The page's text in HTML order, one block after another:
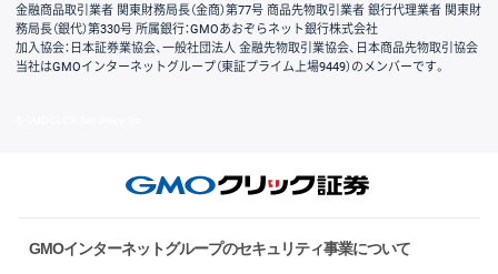
金融商品取引業者 関東財務局長（金商）第77号 商品先物取引業者 銀行代理業者 関東財
務局長（銀代）第330号 所属銀行：GMOあおぞらネット銀行株式会社
加入協会：日本証券業協会、一般社団法人 金融先物取引業協会、日本商品先物取引協会
当社はGMOインターネットグループ（東証プライム上場9449）のメンバーです。
GMOインターネットグループのセキュリティ事業について